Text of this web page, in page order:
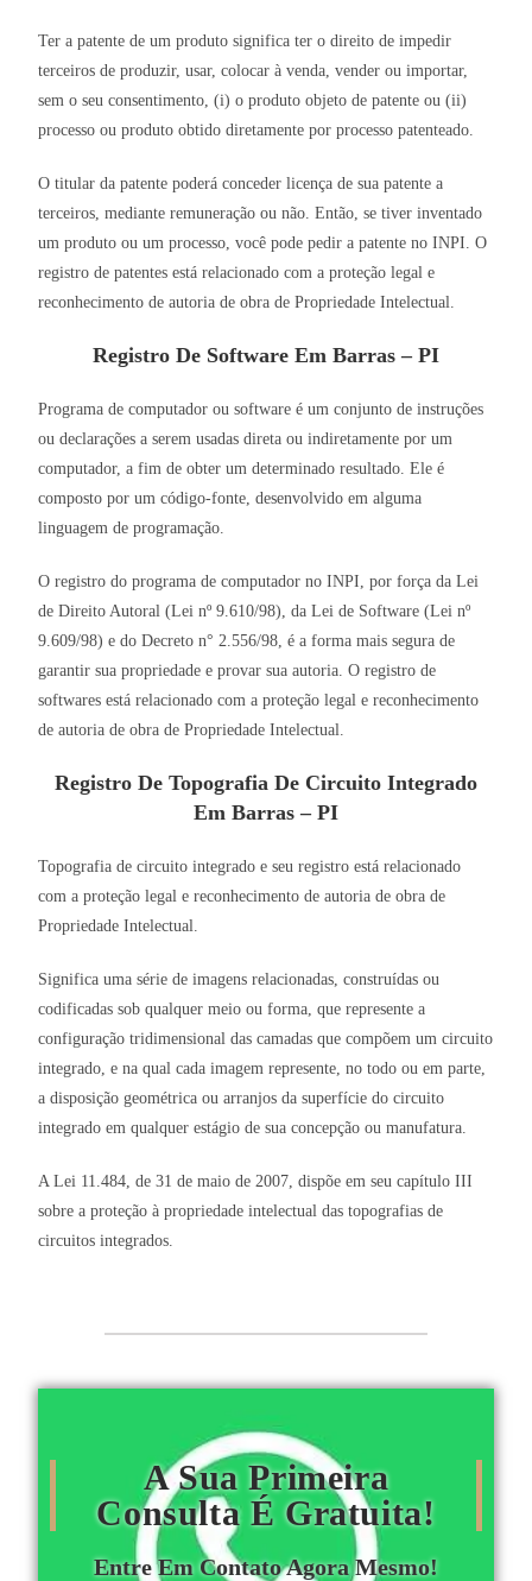
Ter a patente de um produto significa ter o direito de impedir
terceiros de produzir, usar, colocar à venda, vender ou importar,
sem o seu consentimento, (i) o produto objeto de patente ou (ii)
processo ou produto obtido diretamente por processo patenteado.
O titular da patente poderá conceder licença de sua patente a
terceiros, mediante remuneração ou não. Então, se tiver inventado
um produto ou um processo, você pode pedir a patente no INPI. O
registro de patentes está relacionado com a proteção legal e
reconhecimento de autoria de obra de Propriedade Intelectual.
Registro De Software Em Barras – PI
Programa de computador ou software é um conjunto de instruções
ou declarações a serem usadas direta ou indiretamente por um
computador, a fim de obter um determinado resultado. Ele é
composto por um código-fonte, desenvolvido em alguma
linguagem de programação.
O registro do programa de computador no INPI, por força da Lei
de Direito Autoral (Lei nº 9.610/98), da Lei de Software (Lei nº
9.609/98) e do Decreto n° 2.556/98, é a forma mais segura de
garantir sua propriedade e provar sua autoria. O registro de
softwares está relacionado com a proteção legal e reconhecimento
de autoria de obra de Propriedade Intelectual.
Registro De Topografia De Circuito Integrado
Em Barras – PI
Topografia de circuito integrado e seu registro está relacionado
com a proteção legal e reconhecimento de autoria de obra de
Propriedade Intelectual.
Significa uma série de imagens relacionadas, construídas ou
codificadas sob qualquer meio ou forma, que represente a
configuração tridimensional das camadas que compõem um circuito
integrado, e na qual cada imagem represente, no todo ou em parte,
a disposição geométrica ou arranjos da superfície do circuito
integrado em qualquer estágio de sua concepção ou manufatura.
A Lei 11.484, de 31 de maio de 2007, dispõe em seu capítulo III
sobre a proteção à propriedade intelectual das topografias de
circuitos integrados.
A Sua Primeira
Consulta É Gratuita!
Entre Em Contato Agora Mesmo!